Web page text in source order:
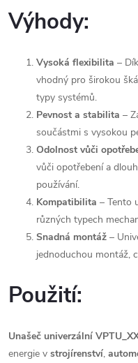
Výhody:
Vysoká flexibilita –
vhodný pro širokou
typy systémů.
Pevnost a stabilita –
součástmi s vysokou
Odolnost vůči
vůči opotřebení a
používání.
Kompatibilita – Tento
různých typech
Snadná montáž –
jednoduchou montáž,
Použití:
Unašeč univerzální
energie v strojírenství,